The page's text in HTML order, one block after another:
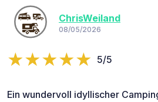
ChrisWeiland
08/05/2026
5/5
Ein wundervoll idyllischer